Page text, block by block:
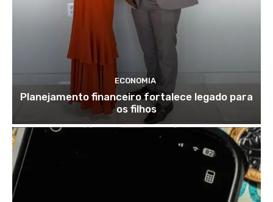
ECONOMIA
Planejamento financeiro fortalece legado para
os filhos